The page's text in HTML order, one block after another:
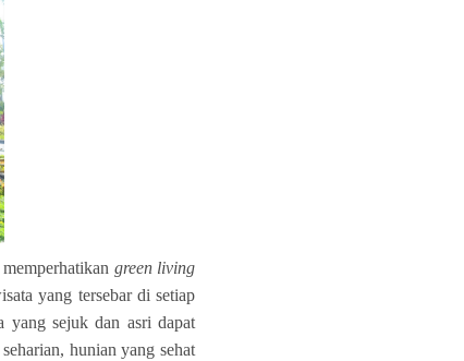
green living
yang tersebar di setiap
yang sejuk dan asri dapat
hunian yang sehat